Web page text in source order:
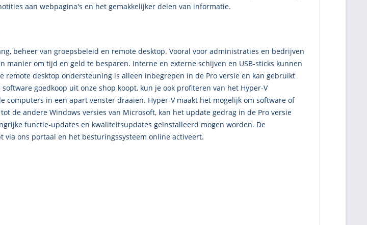
aan webpagina's en het gemakkelijker delen van informatie.
beheer van groepsbeleid en remote desktop. Vooral voor administraties en bedrijven
om tijd en geld te besparen. Interne en externe schijven en USB-sticks kunnen
desktop ondersteuning is alleen inbegrepen in de Pro versie en kan gebruikt
goedkoop uit onze shop koopt, kun je ook profiteren van het Hyper-V
in een apart venster draaien. Hyper-V maakt het mogelijk om software of
de andere Windows versies van Microsoft, kan het update gedrag in de Pro versie
functie-updates en kwaliteitsupdates geïnstalleerd mogen worden. De
ons portaal en het besturingssysteem online activeert.